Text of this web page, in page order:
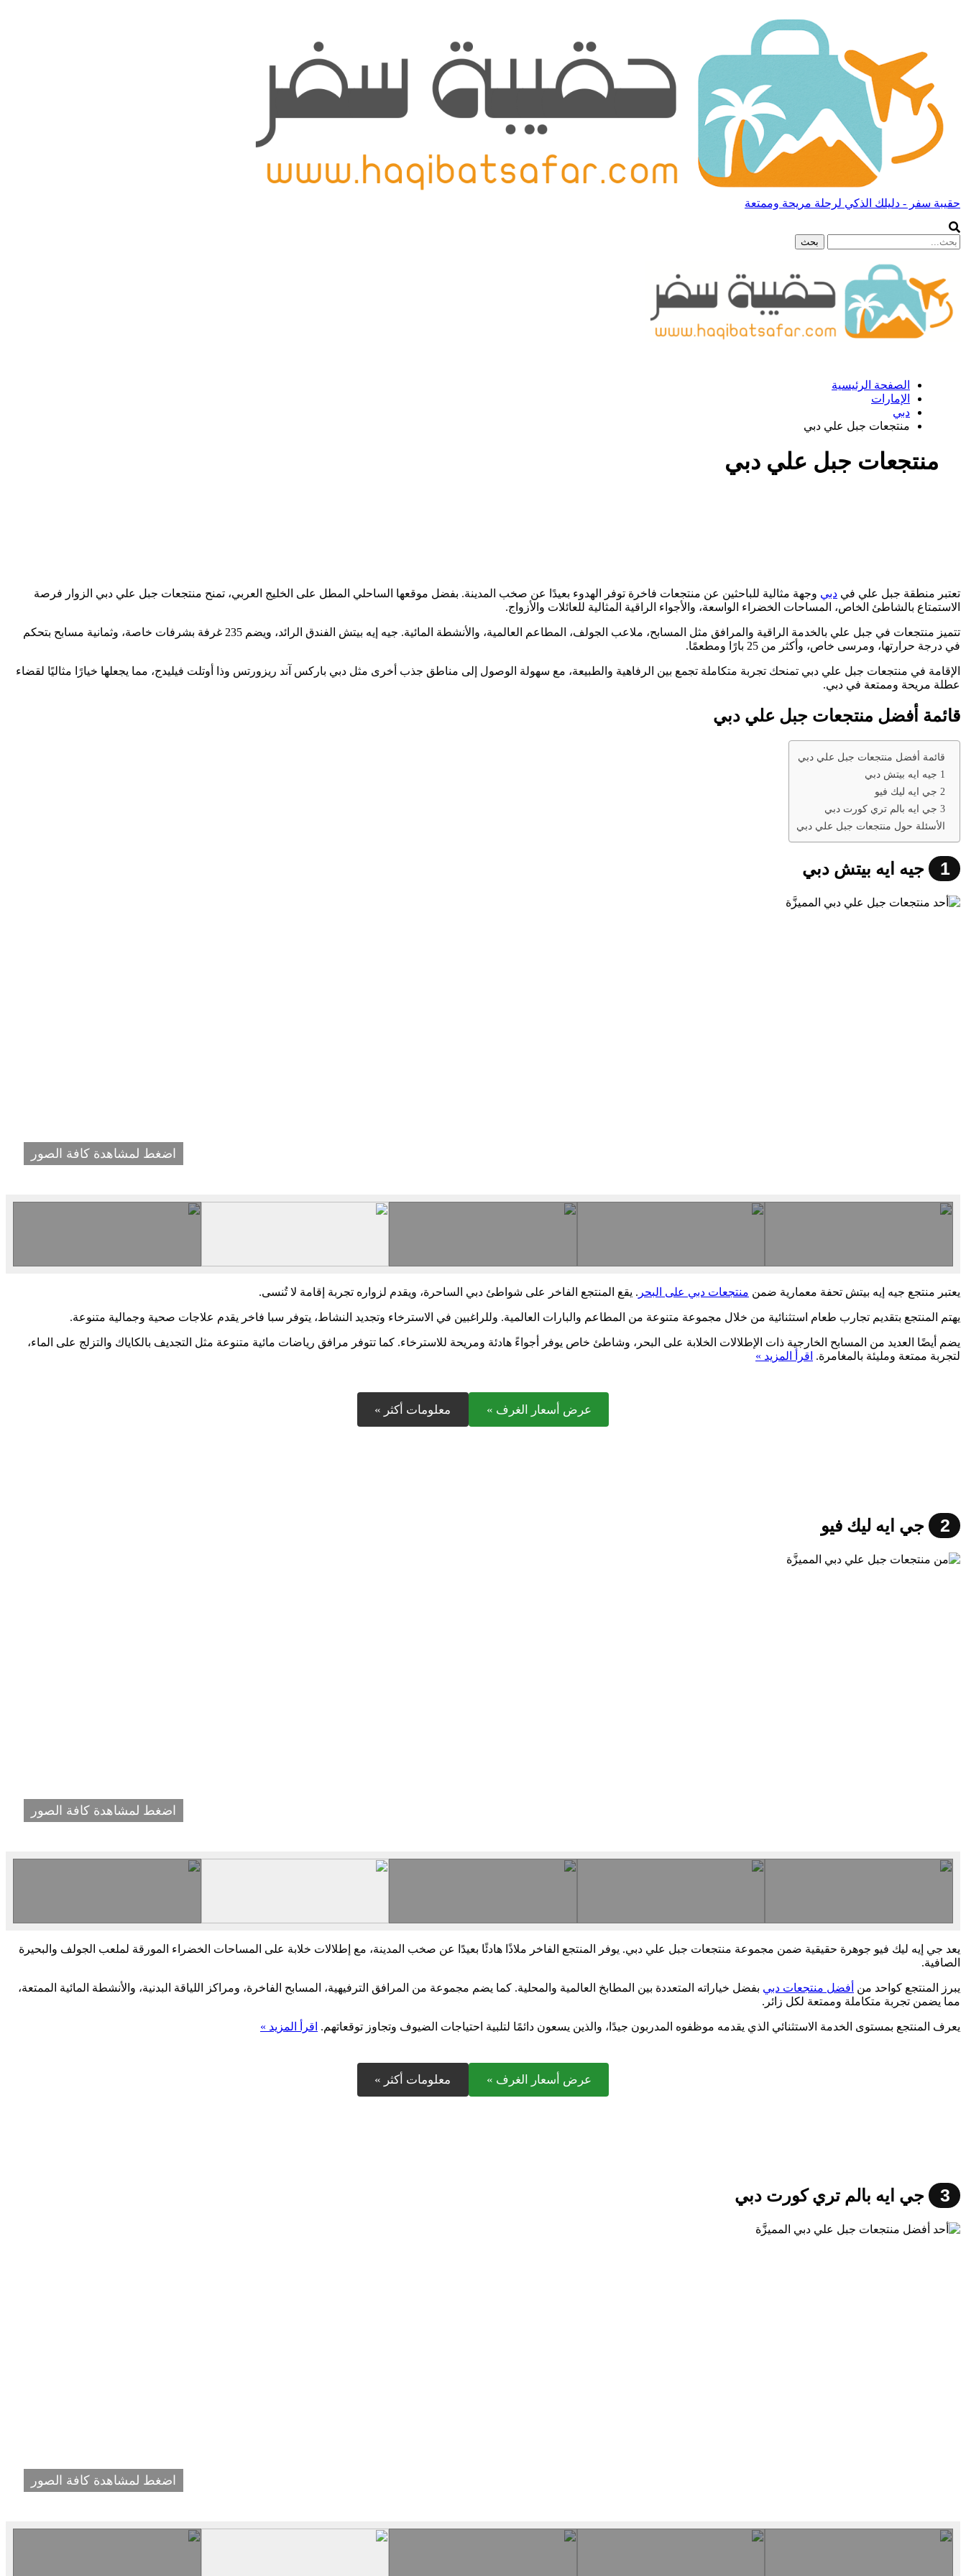
حقيبة سفر - دليلك الذكي لرحلة مريحة وممتعة
الصفحة الرئيسية
الإمارات
دبي
منتجعات جبل علي دبي
منتجعات جبل علي دبي
تعتبر منطقة جبل علي في دبي وجهة مثالية للباحثين عن منتجعات فاخرة توفر الهدوء بعيدًا عن صخب المدينة. بفضل موقعها الساحلي المطل على الخليج العربي، تمنح منتجعات جبل علي دبي الزوار فرصة
الاستمتاع بالشاطئ الخاص، المساحات الخضراء الواسعة، والأجواء الراقية المثالية للعائلات والأزواج.
تتميز منتجعات في جبل علي بالخدمة الراقية والمرافق مثل المسابح، ملاعب الجولف، المطاعم العالمية، والأنشطة المائية. جيه إيه بيتش الفندق الرائد، ويضم 235 غرفة بشرفات خاصة، وثمانية مسابح بتحكم
في درجة حرارتها، ومرسى خاص، وأكثر من 25 بارًا ومطعمًا.
الإقامة في منتجعات جبل علي دبي تمنحك تجربة متكاملة تجمع بين الرفاهية والطبيعة، مع سهولة الوصول إلى مناطق جذب أخرى مثل دبي باركس آند ريزورتس وذا أوتلت فيليدج، مما يجعلها خيارًا مثاليًا لقضاء
عطلة مريحة وممتعة في دبي.
قائمة أفضل منتجعات جبل علي دبي
قائمة أفضل منتجعات جبل علي دبي
1 جيه ايه بيتش دبي
2 جي ايه ليك فيو
3 جي ايه بالم تري كورت دبي
الأسئلة حول منتجعات جبل علي دبي
1 جيه ايه بيتش دبي
اضغط لمشاهدة كافة الصور
يعتبر منتجع جيه إيه بيتش تحفة معمارية ضمن منتجعات دبي على البحر . يقع المنتجع الفاخر على شواطئ دبي الساحرة، ويقدم لزواره تجربة إقامة لا تُنسى.
يهتم المنتجع بتقديم تجارب طعام استثنائية من خلال مجموعة متنوعة من المطاعم والبارات العالمية. وللراغبين في الاسترخاء وتجديد النشاط، يتوفر سبا فاخر يقدم علاجات صحية وجمالية متنوعة.
يضم أيضًا العديد من المسابح الخارجية ذات الإطلالات الخلابة على البحر، وشاطئ خاص يوفر أجواءً هادئة ومريحة للاسترخاء. كما تتوفر مرافق رياضات مائية متنوعة مثل التجديف بالكاياك والتزلج على الماء،
لتجربة ممتعة ومليئة بالمغامرة. اقرأ المزيد »
عرض أسعار الغرف » معلومات أكثر »
2 جي ايه ليك فيو
اضغط لمشاهدة كافة الصور
يعد جي إيه ليك فيو جوهرة حقيقية ضمن مجموعة منتجعات جبل علي دبي. يوفر المنتجع الفاخر ملاذًا هادئًا بعيدًا عن صخب المدينة، مع إطلالات خلابة على المساحات الخضراء المورقة لملعب الجولف والبحيرة
الصافية.
يبرز المنتجع كواحد من أفضل منتجعات دبي بفضل خياراته المتعددة بين المطابخ العالمية والمحلية. كما يضم مجموعة من المرافق الترفيهية، المسابح الفاخرة، ومراكز اللياقة البدنية، والأنشطة المائية الممتعة،
مما يضمن تجربة متكاملة وممتعة لكل زائر.
يعرف المنتجع بمستوى الخدمة الاستثنائي الذي يقدمه موظفوه المدربون جيدًا، والذين يسعون دائمًا لتلبية احتياجات الضيوف وتجاوز توقعاتهم. اقرأ المزيد »
عرض أسعار الغرف » معلومات أكثر »
3 جي ايه بالم تري كورت دبي
اضغط لمشاهدة كافة الصور